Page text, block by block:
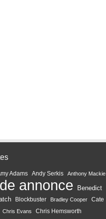
Adams Andy Serkis Anthony Mackie
annonce
Benedict
Blockbuster Bradley Cooper
Cate
Chris Evans Chris Hemsworth